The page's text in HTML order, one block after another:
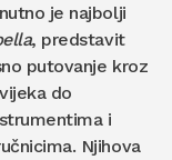
je najbolji
, predstavit
putovanje kroz
do
i
Njihova